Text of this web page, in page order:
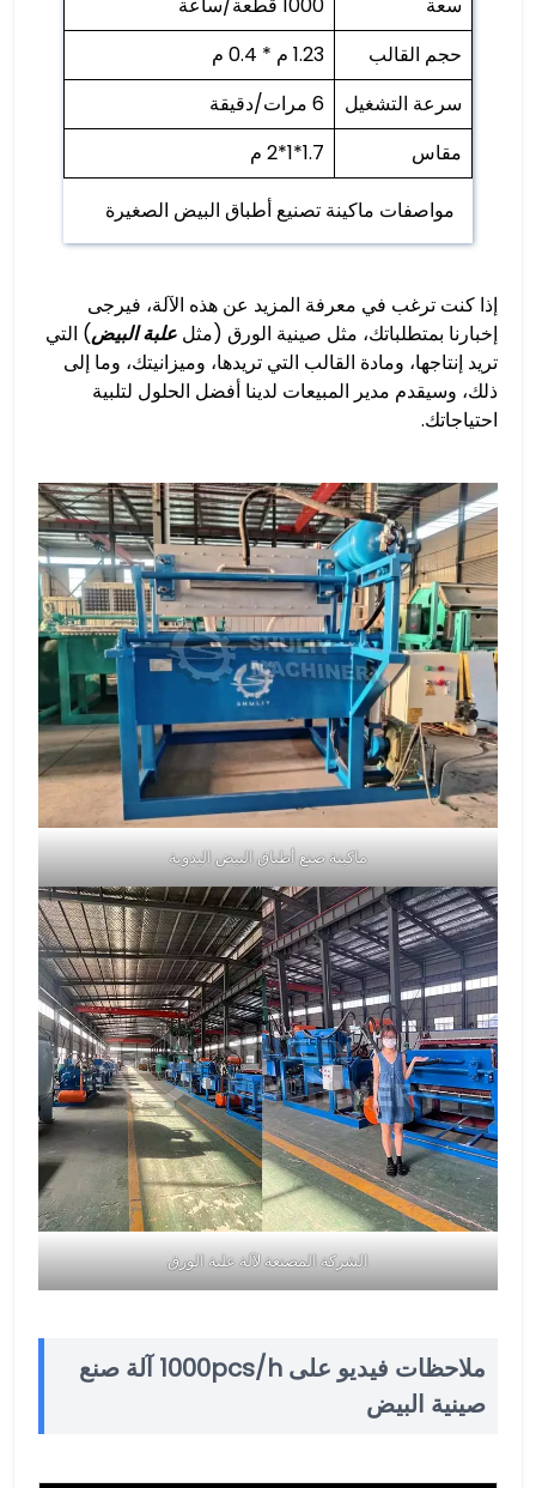
حجم القالب
1.23 م * 0.4 م
سرعة التشغيل
6 مرات/دقيقة
مقاس
1.7*1*2 م
مواصفات ماكينة تصنيع أطباق البيض الصغيرة
إذا كنت ترغب في معرفة المزيد عن هذه الآلة، فيرجى
إخبارنا بمتطلباتك، مثل صينية الورق (مثل علبة البيض) التي
تريد إنتاجها، ومادة القالب التي تريدها، وميزانيتك، وما إلى
ذلك، وسيقدم مدير المبيعات لدينا أفضل الحلول لتلبية
احتياجاتك.
ماكينة صنع أطباق البيض اليدوية
الشركة المصنعة لآلة علبة الورق
ملاحظات فيديو على 1000pcs/h آلة صنع
صينية البيض